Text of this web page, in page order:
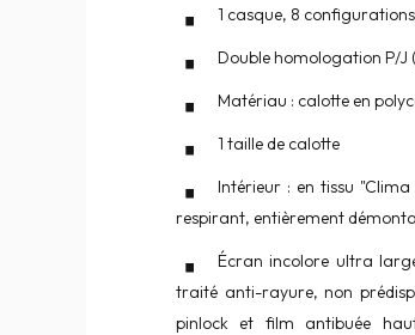
1 casque, 8
Double homologation P/
Matériau : calotte en
1 taille de calotte
Intérieur : en tissu
respirant, entièrement
Écran incolore ultra
traité anti-rayure, non
pinlock et film antibuée